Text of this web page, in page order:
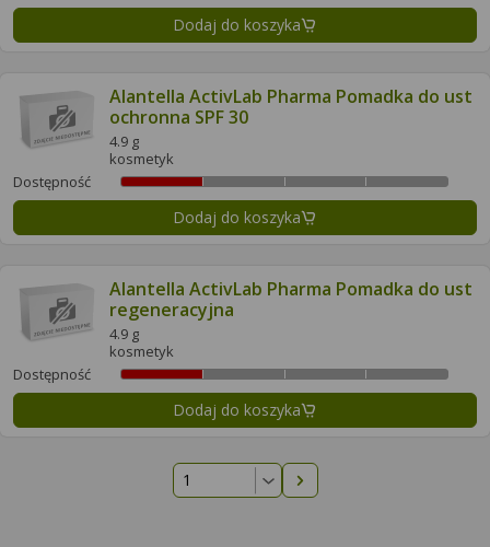
Dodaj do koszyka
Alantella ActivLab Pharma Pomadka do ust
ochronna SPF 30
4.9 g
kosmetyk
Dostępność
Dodaj do koszyka
Alantella ActivLab Pharma Pomadka do ust
regeneracyjna
4.9 g
kosmetyk
Dostępność
Dodaj do koszyka
Następna strona